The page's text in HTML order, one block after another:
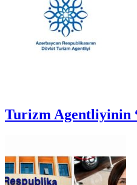
Turizm Agentliyinin